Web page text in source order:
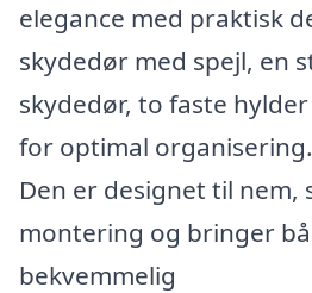
elegance med praktisk
skydedør med spejl, en
skydedør, to faste
for optimal organisering.
Den er designet til nem,
montering og bringer
bekvemmelig